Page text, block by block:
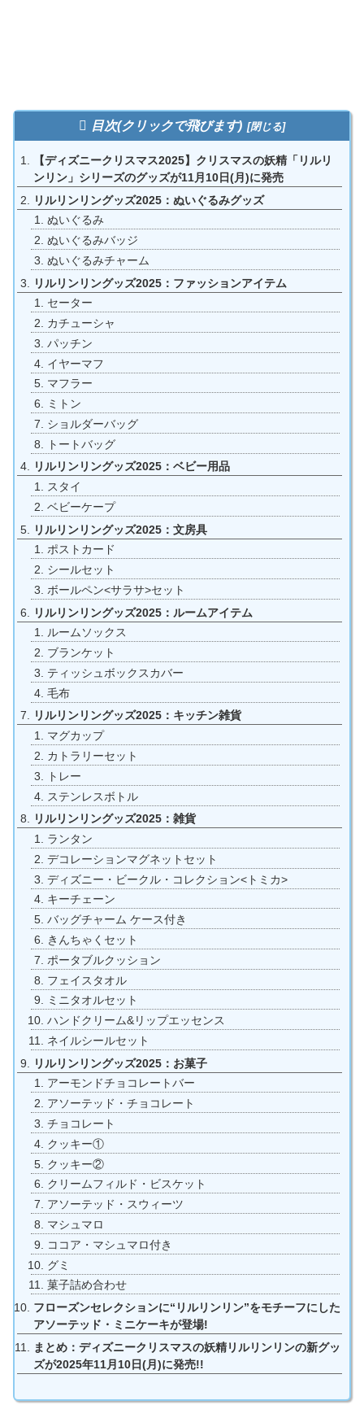
目次(クリックで飛びます)
【ディズニークリスマス2025】クリスマスの妖精「リルリ
ンリン」シリーズのグッズが11月10日(月)に発売
リルリンリングッズ2025：ぬいぐるみグッズ
ぬいぐるみ
ぬいぐるみバッジ
ぬいぐるみチャーム
リルリンリングッズ2025：ファッションアイテム
セーター
カチューシャ
パッチン
イヤーマフ
マフラー
ミトン
ショルダーバッグ
トートバッグ
リルリンリングッズ2025：ベビー用品
スタイ
ベビーケープ
リルリンリングッズ2025：文房具
ポストカード
シールセット
ボールペン<サラサ>セット
リルリンリングッズ2025：ルームアイテム
ルームソックス
ブランケット
ティッシュボックスカバー
毛布
リルリンリングッズ2025：キッチン雑貨
マグカップ
カトラリーセット
トレー
ステンレスボトル
リルリンリングッズ2025：雑貨
ランタン
デコレーションマグネットセット
ディズニー・ビークル・コレクション<トミカ>
キーチェーン
バッグチャーム ケース付き
きんちゃくセット
ポータブルクッション
フェイスタオル
ミニタオルセット
ハンドクリーム&リップエッセンス
ネイルシールセット
リルリンリングッズ2025：お菓子
アーモンドチョコレートバー
アソーテッド・チョコレート
チョコレート
クッキー①
クッキー②
クリームフィルド・ビスケット
アソーテッド・スウィーツ
マシュマロ
ココア・マシュマロ付き
グミ
菓子詰め合わせ
フローズンセレクションに“リルリンリン”をモチーフにした
アソーテッド・ミニケーキが登場!
まとめ：ディズニークリスマスの妖精リルリンリンの新グッ
ズが2025年11月10日(月)に発売!!